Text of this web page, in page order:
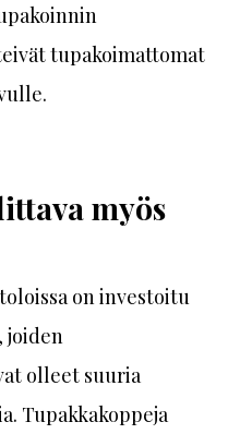
tupakoimattomat
myös
on investoitu
olleet suuria
Tupakkakoppeja